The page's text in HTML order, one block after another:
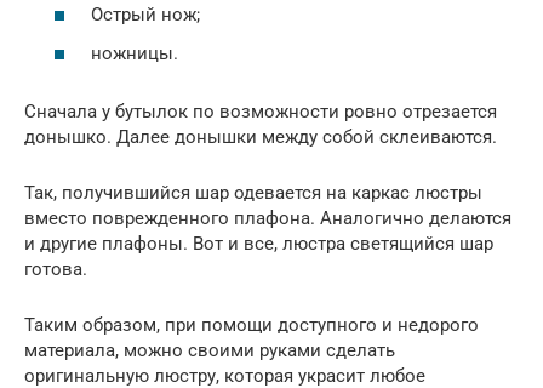
Острый нож;
ножницы.
Сначала у бутылок по возможности ровно отрезается
донышко. Далее донышки между собой склеиваются.
Так, получившийся шар одевается на каркас люстры
вместо поврежденного плафона. Аналогично делаются
и другие плафоны. Вот и все, люстра светящийся шар
готова.
Таким образом, при помощи доступного и недорого
материала, можно своими руками сделать
оригинальную люстру, которая украсит любое